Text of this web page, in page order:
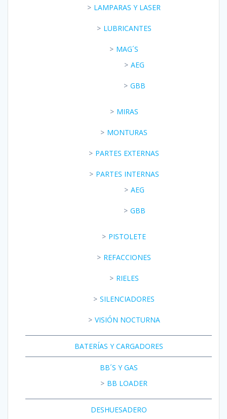
LAMPARAS Y LASER
LUBRICANTES
MAG´S
AEG
GBB
MIRAS
MONTURAS
PARTES EXTERNAS
PARTES INTERNAS
AEG
GBB
PISTOLETE
REFACCIONES
RIELES
SILENCIADORES
VISIÓN NOCTURNA
BATERÍAS Y CARGADORES
BB´S Y GAS
BB LOADER
DESHUESADERO